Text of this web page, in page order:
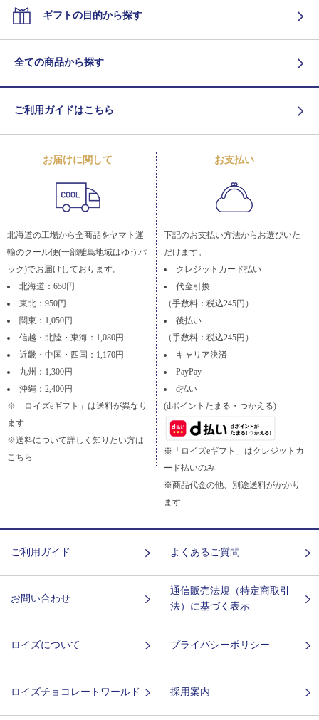
ギフトの目的から探す
全ての商品から探す
ご利用ガイドはこちら
お届けに関して
北海道の工場から全商品をヤマト運
輸のクール便(一部離島地域はゆうパ
ック)でお届けしております。
北海道：650円
東北：950円
関東：1,050円
信越・北陸・東海：1,080円
近畿・中国・四国：1,170円
九州：1,300円
沖縄：2,400円
※「ロイズeギフト」は送料が異なり
ます
※送料について詳しく知りたい方は
こちら
お支払い
下記のお支払い方法からお選びいた
だけます。
クレジットカード払い
代金引換
（手数料：税込245円）
後払い
（手数料：税込245円）
キャリア決済
PayPay
d払い
(dポイントたまる・つかえる)
※「ロイズeギフト」はクレジットカ
ード払いのみ
※商品代金の他、別途送料がかかり
ます
ご利用ガイド よくあるご質問
お問い合わせ
通信販売法規（特定商取引
法）に基づく表示
ロイズについて プライバシーポリシー
ロイズチョコレートワールド 採用案内